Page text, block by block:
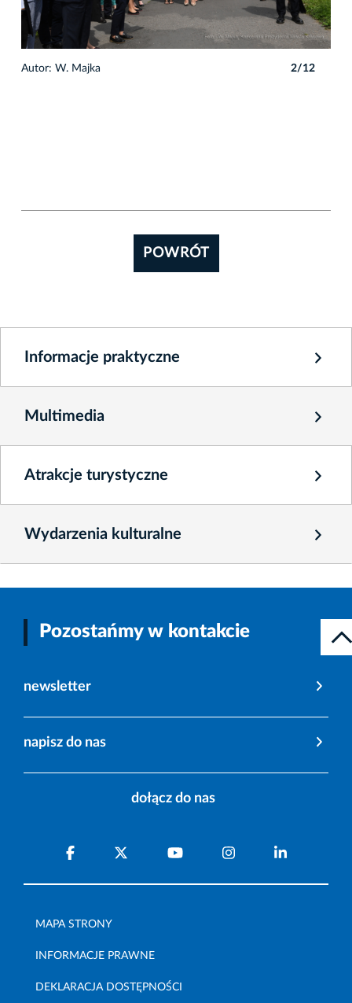
Autor: W. Majka 2/12
POWRÓT
Informacje praktyczne
Multimedia
Atrakcje turystyczne
Wydarzenia kulturalne
Pozostańmy w kontakcie
newsletter
napisz do nas
dołącz do nas
MAPA STRONY
INFORMACJE PRAWNE
DEKLARACJA DOSTĘPNOŚCI